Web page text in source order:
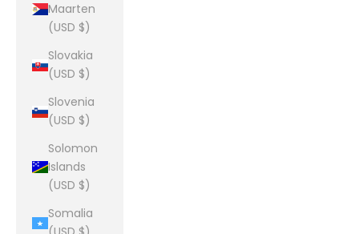
Maarten
(USD $)
Slovakia
(USD $)
Slovenia
(USD $)
Solomon
Islands
(USD $)
Somalia